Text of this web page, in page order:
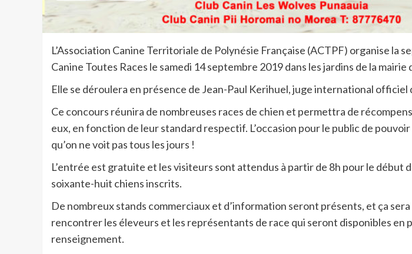
L’Association Canine Territoriale de Polynésie Française (ACTPF) organise la
Canine Toutes Races le samedi 14 septembre 2019 dans les jardins de la mairie
Elle se déroulera en présence de Jean-Paul Kerihuel, juge international officiel
Ce concours réunira de nombreuses races de chien et permettra de
eux, en fonction de leur standard respectif. L’occasion pour le public de
qu’on ne voit pas tous les jours !
L’entrée est gratuite et les visiteurs sont attendus à partir de 8h pour le début
soixante-huit chiens inscrits.
De nombreux stands commerciaux et d’information seront présents, et ça
rencontrer les éleveurs et les représentants de race qui seront disponibles en
renseignement.